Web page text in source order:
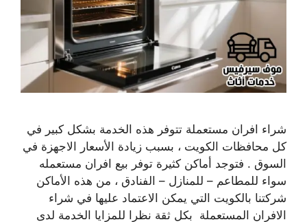
شراء افران مستعملة تتوفر هذه الخدمة بشكل كبير في
كل محافظات الكويت ، بسبب زيادة الأسعار الاجهزة في
السوق . فتوجد أماكن كثيرة توفر بيع افران مستعمله
سواء للمطاعم – للمنازل – الفنادق ، من هذه الأماكن
شركتنا بالكويت التي يمكن الاعتماد عليها في شراء
الافران المستعملة بكل ثقة نظرا للمزايا الخدمة لدى